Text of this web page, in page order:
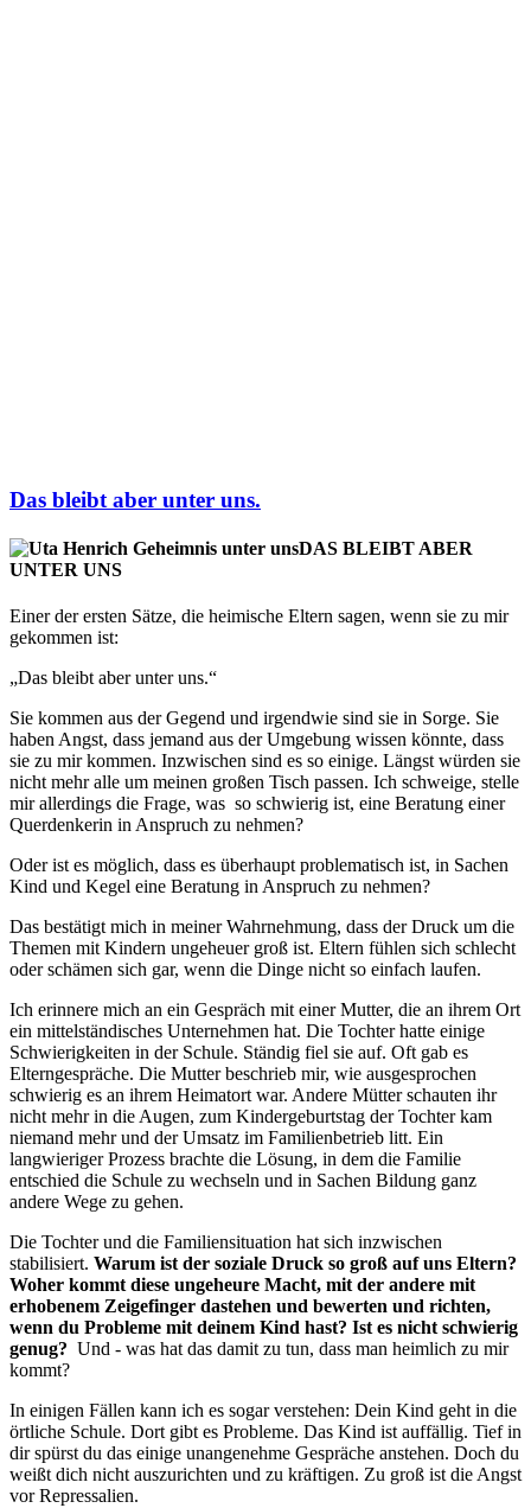
Das bleibt aber unter uns.
DAS BLEIBT ABER
UNTER UNS
Einer der ersten Sätze, die heimische Eltern sagen, wenn sie zu mir
gekommen ist:
„Das bleibt aber unter uns.“
Sie kommen aus der Gegend und irgendwie sind sie in Sorge. Sie
haben Angst, dass jemand aus der Umgebung wissen könnte, dass
sie zu mir kommen. Inzwischen sind es so einige. Längst würden sie
nicht mehr alle um meinen großen Tisch passen. Ich schweige, stelle
mir allerdings die Frage, was so schwierig ist, eine Beratung einer
Querdenkerin in Anspruch zu nehmen?
Oder ist es möglich, dass es überhaupt problematisch ist, in Sachen
Kind und Kegel eine Beratung in Anspruch zu nehmen?
Das bestätigt mich in meiner Wahrnehmung, dass der Druck um die
Themen mit Kindern ungeheuer groß ist. Eltern fühlen sich schlecht
oder schämen sich gar, wenn die Dinge nicht so einfach laufen.
Ich erinnere mich an ein Gespräch mit einer Mutter, die an ihrem Ort
ein mittelständisches Unternehmen hat. Die Tochter hatte einige
Schwierigkeiten in der Schule. Ständig fiel sie auf. Oft gab es
Elterngespräche. Die Mutter beschrieb mir, wie ausgesprochen
schwierig es an ihrem Heimatort war. Andere Mütter schauten ihr
nicht mehr in die Augen, zum Kindergeburtstag der Tochter kam
niemand mehr und der Umsatz im Familienbetrieb litt. Ein
langwieriger Prozess brachte die Lösung, in dem die Familie
entschied die Schule zu wechseln und in Sachen Bildung ganz
andere Wege zu gehen.
Die Tochter und die Familiensituation hat sich inzwischen
stabilisiert. Warum ist der soziale Druck so groß auf uns Eltern?
Woher kommt diese ungeheure Macht, mit der andere mit
erhobenem Zeigefinger dastehen und bewerten und richten,
wenn du Probleme mit deinem Kind hast? Ist es nicht schwierig
genug? Und - was hat das damit zu tun, dass man heimlich zu mir
kommt?
In einigen Fällen kann ich es sogar verstehen: Dein Kind geht in die
örtliche Schule. Dort gibt es Probleme. Das Kind ist auffällig. Tief in
dir spürst du das einige unangenehme Gespräche anstehen. Doch du
weißt dich nicht auszurichten und zu kräftigen. Zu groß ist die Angst
vor Repressalien.